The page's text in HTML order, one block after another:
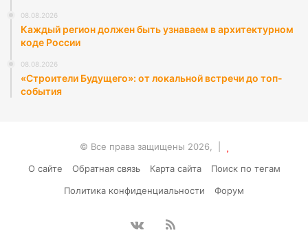
08.08.2026
Каждый регион должен быть узнаваем в архитектурном
коде России
08.08.2026
«Строители Будущего»: от локальной встречи до топ-
события
© Все права защищены 2026, |
О сайте
Обратная связь Карта сайта
Поиск по тегам
Политика конфиденциальности
Форум
vk.comRSS